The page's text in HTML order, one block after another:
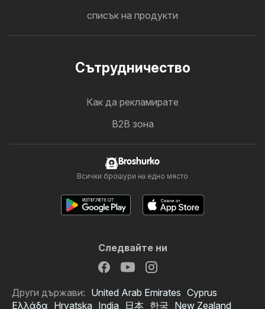
списък на продукти
Cътрудничество
Как да рекламирате
B2B зона
Broshurko
Всички брошури на едно място
Следвайте ни
Други държави: United Arab Emirates Cyprus
Ελλάδα Hrvatska India 日本 한국 New Zealand